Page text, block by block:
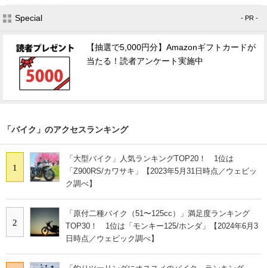
Special - PR -
【抽選で5,000円分】Amazonギフトカードが
当たる！読者アンケート実施中
「バイク」のアクセスランキング
1
「大型バイク」人気ランキングTOP20！ 1位は
「Z900RS/カワサキ」【2023年5月31日時点／ウェビッ
ク調べ】
2
「原付二種バイク（51〜125cc）」満足度ランキング
TOP30！ 1位は「モンキー125/ホンダ」【2024年6月3
日時点／ウェビック調べ】